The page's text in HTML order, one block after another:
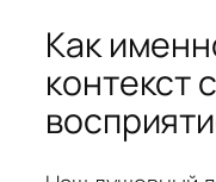
Как
контекст